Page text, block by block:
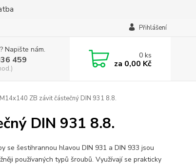
Přihlášení
Napište nám.
459 0ks
za 0,00 Kč
ZB závit částečný DIN 931 8.8.
DIN 931 8.8.
se šestihrannou hlavou DIN 931 a DIN 933 jsou
používaných typů šroubů. Využívají se prakticky